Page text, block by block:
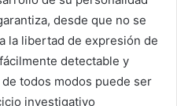
desde que no se
la libertad de expresión de
detectable y
todos modos puede ser
investigativo